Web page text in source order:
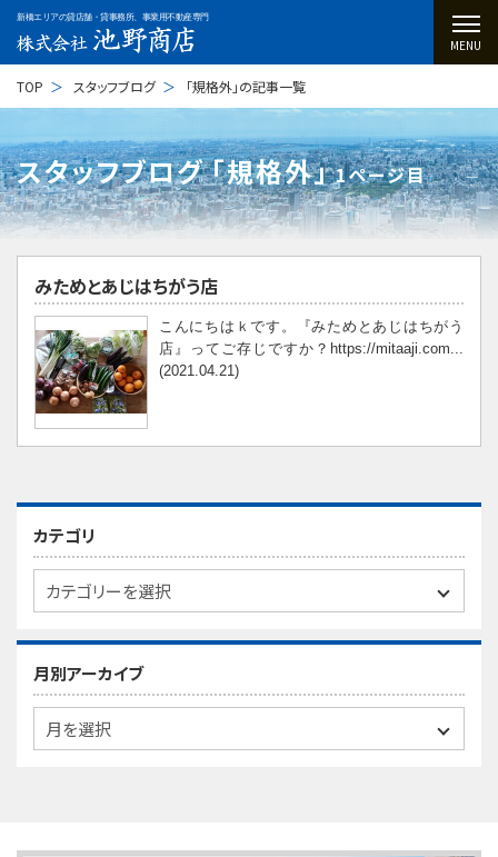
新橋エリアの貸店舗・貸事務所、事業用不動産専門
MENU
TOP スタッフブログ 「規格外」の記事一覧
スタッフブログ ｢規格外｣1ページ目
みためとあじはちがう店
こんにちはｋです。『みためとあじはちがう
店』ってご存じですか？https://mitaaji.com...
(2021.04.21)
カテゴリ
月別アーカイブ